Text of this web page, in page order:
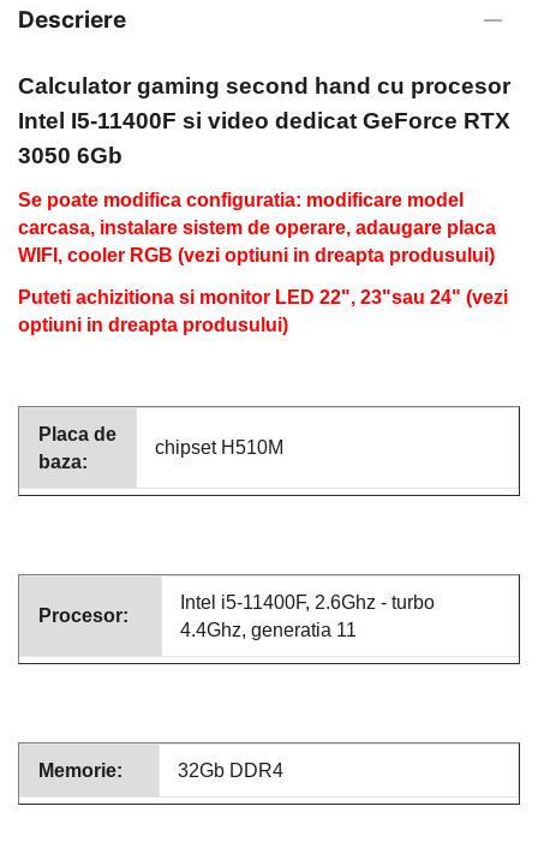
Descriere
Calculator gaming second hand cu procesor
Intel I5-11400F si video dedicat GeForce RTX
3050 6Gb
Se poate modifica configuratia: modificare model
carcasa, instalare sistem de operare, adaugare placa
WIFI, cooler RGB (vezi optiuni in dreapta produsului)
Puteti achizitiona si monitor LED 22", 23"sau 24" (vezi
optiuni in dreapta produsului)
Placa de
baza:
chipset H510M
Procesor:
Intel i5-11400F, 2.6Ghz - turbo
4.4Ghz, generatia 11
Memorie: 32Gb DDR4